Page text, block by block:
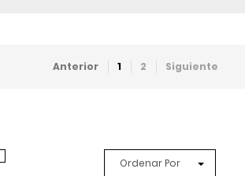
Anterior 1 2 Siguiente
Ordenar Por